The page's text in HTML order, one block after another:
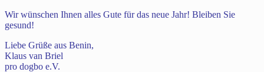
Wir wünschen Ihnen alles Gute für das neue Jahr! Bleiben Sie
gesund!
Liebe Grüße aus Benin,
Klaus van Briel
pro dogbo e.V.